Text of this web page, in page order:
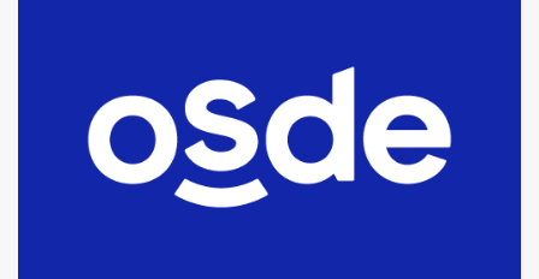
fueron detenidos por
comercialización de drogas en la
tarde del sábado
T.Lauquen: se vendió el edificio de
lo que fue la planta Industrial del